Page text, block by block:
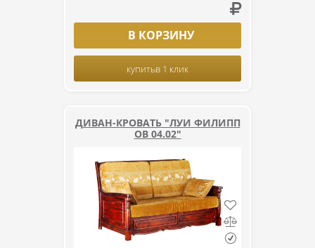
В КОРЗИНУ
купитьв 1 клик
ДИВАН-КРОВАТЬ "ЛУИ ФИЛИПП
ОВ 04.02"